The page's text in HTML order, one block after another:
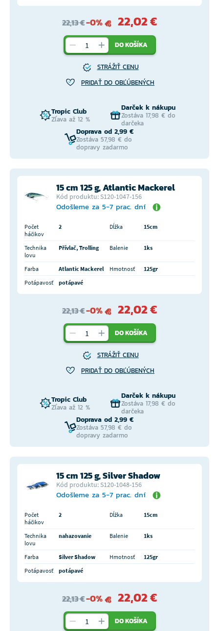
22,13 €-0% 22,02 €
DO KOŠÍKA
STRÁŽIŤ CENU
PRIDAŤ DO OBĽÚBENÝCH
Tropic Club
Zľava až 12 %
Darček k nákupu
Zostáva 17,98 € do
darčeka
Doprava od 2,99 €
Zostáva 57,98 € do
dopravy zadarmo
15 cm 125 g, Atlantic Mackerel
Kód produktu: S120-1047-156
Odošleme za 5-7 prac. dní
Počet
háčikov
2 Dĺžka 15cm
Technika
lovu
Přívlač, Trolling Balenie 1ks
Farba Atlantic Mackerel Hmotnosť
125gr
Potápavosť
potápavé
22,13 €-0% 22,02 €
DO KOŠÍKA
STRÁŽIŤ CENU
PRIDAŤ DO OBĽÚBENÝCH
Tropic Club
Zľava až 12 %
Darček k nákupu
Zostáva 17,98 € do
darčeka
Doprava od 2,99 €
Zostáva 57,98 € do
dopravy zadarmo
15 cm 125 g, Silver Shadow
Kód produktu: S120-1048-156
Odošleme za 5-7 prac. dní
Počet
háčikov
2 Dĺžka 15cm
Technika
lovu
nahazovanie Balenie 1ks
Farba Silver Shadow Hmotnosť
125gr
Potápavosť
potápavé
22,13 €-0% 22,02 €
DO KOŠÍKA